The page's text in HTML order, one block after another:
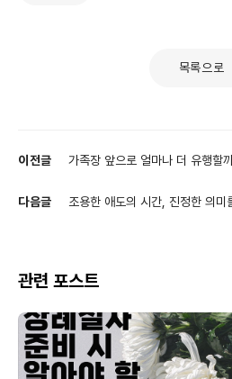
목록으로
이전글 가족장 앞으로 얼마나 더 유행할
다음글 조용한 애도의 시간, 진정한 의미
관련 포스트